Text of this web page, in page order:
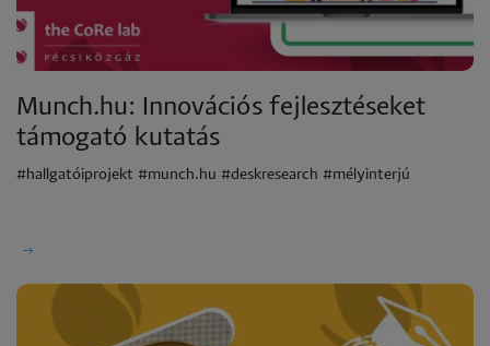
Munch.hu: Innovációs fejlesztéseket
támogató kutatás
#hallgatóiprojekt #munch.hu #deskresearch #mélyinterjú